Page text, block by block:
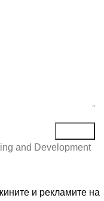
and Development
и рекламите на